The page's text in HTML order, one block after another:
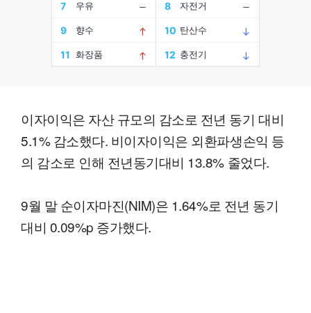
이자이익은 자산 규모의 감소로 전년 동기 대비
5.1% 감소했다. 비이자이익은 외환파생손익 등
의 감소로 인해 전년동기대비 13.8% 줄었다.
9월 말 순이자마진(NIM)은 1.64%로 전년 동기
대비 0.09%p 증가했다.